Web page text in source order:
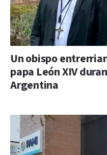
Un obispo
papa León XIV
Argentina